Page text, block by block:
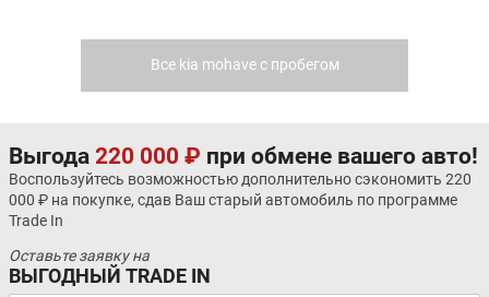
Все kia mohave с пробегом
Выгода 220 000 ₽ при обмене вашего авто!
Воспользуйтесь возможностью дополнительно сэкономить 220
000 ₽ на покупке, сдав Ваш старый автомобиль по программе
Trade In
Оставьте заявку на
ВЫГОДНЫЙ TRADE IN